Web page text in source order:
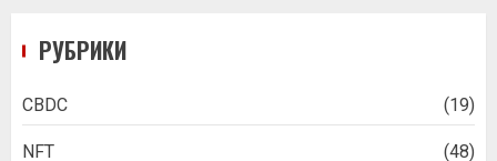
РУБРИКИ
CBDC (19)
NFT (48)